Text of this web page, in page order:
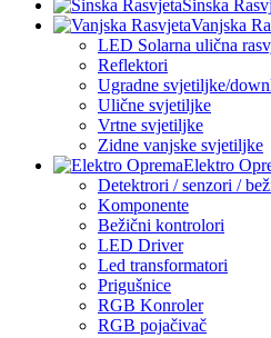
Šinska
Vanjska
LED Solarna ulična
Reflektori
Ugradne svjetiljke/
Ulične svjetiljke
Vrtne svjetiljke
Zidne vanjske svjetiljke
Elektro
Detektrori / senzori /
Komponente
Bežični kontrolori
LED Driver
Led transformatori
Prigušnice
RGB Konroler
RGB pojačivač